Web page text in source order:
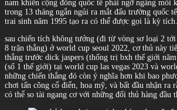
nam khiến cộng đồng quốc tế phải ngỡ ngàng mỗi
trong 13 tháng ngắn ngủi ra mắt đấu trường quốc
trai sinh năm 1995 tạo ra có thể được gọi là kỳ tích.
sau chiến tích không tưởng (đi từ vòng sơ loại 2
8 trận thắng) ở world cup seoul 2022, cơ thủ này
thắng trước dick jaspers (thống trị bxh thế giới
(số 1 thế giới) tại world cup las vegas 2023 và
những chiến thắng đó còn ý nghĩa hơn khi bao
chơi tấn công cổ điển, hoa mỹ, và bất đầu nhận ra
có thể so tài ngang cơ với những đối thủ hàng đầu